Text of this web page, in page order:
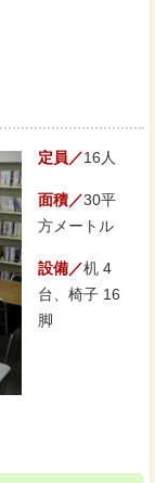
定員／16人
面積／30平
方メートル
設備／机 4
台、椅子 16
脚